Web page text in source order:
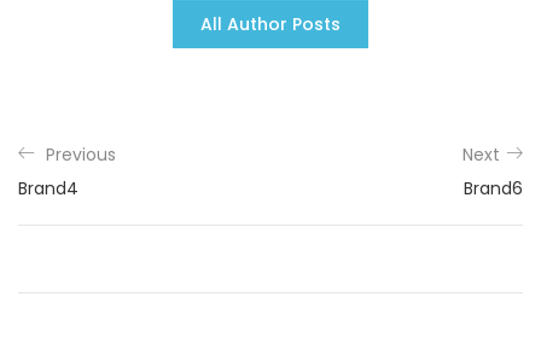
All Author Posts
Previous
Brand4
Next
Brand6